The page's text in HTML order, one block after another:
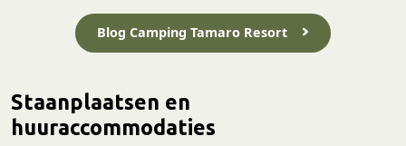
Blog Camping Tamaro Resort
Staanplaatsen en
huuraccommodaties